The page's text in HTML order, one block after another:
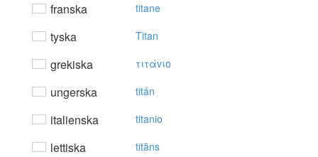
franska titane
tyska Titan
grekiska τιτάvιo
ungerska titán
italienska titanio
lettiska titāns